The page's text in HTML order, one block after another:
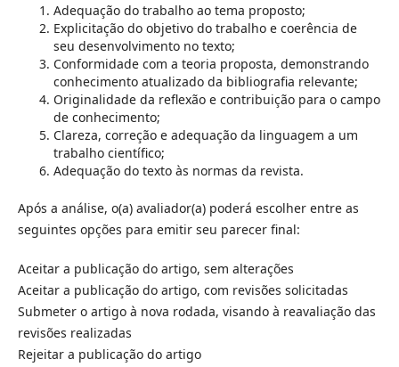
Adequação do trabalho ao tema proposto;
Explicitação do objetivo do trabalho e coerência de
seu desenvolvimento no texto;
Conformidade com a teoria proposta, demonstrando
conhecimento atualizado da bibliografia relevante;
Originalidade da reflexão e contribuição para o campo
de conhecimento;
Clareza, correção e adequação da linguagem a um
trabalho científico;
Adequação do texto às normas da revista.
Após a análise, o(a) avaliador(a) poderá escolher entre as
seguintes opções para emitir seu parecer final:
Aceitar a publicação do artigo, sem alterações
Aceitar a publicação do artigo, com revisões solicitadas
Submeter o artigo à nova rodada, visando à reavaliação das
revisões realizadas
Rejeitar a publicação do artigo